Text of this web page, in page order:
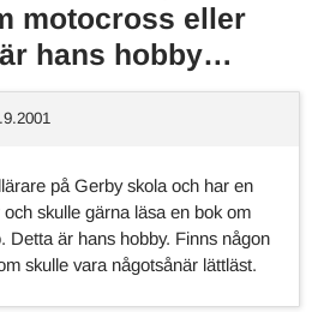
motocross eller
hans hobby…
på Gerby skola och har en
skulle gärna läsa en bok om
Detta är hans hobby. Finns någon
skulle vara någotsånär lättläst.